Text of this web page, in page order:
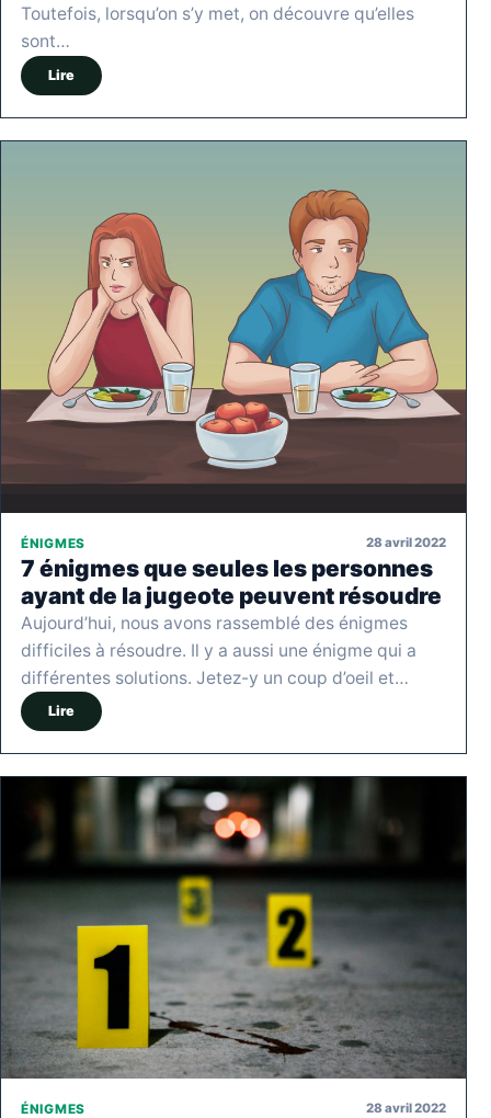
Toutefois, lorsqu’on s’y met, on découvre qu’elles
sont…
Lire
ÉNIGMES 28 avril 2022
7 énigmes que seules les personnes
ayant de la jugeote peuvent résoudre
Aujourd’hui, nous avons rassemblé des énigmes
difficiles à résoudre. Il y a aussi une énigme qui a
différentes solutions. Jetez-y un coup d’oeil et…
Lire
ÉNIGMES 28 avril 2022